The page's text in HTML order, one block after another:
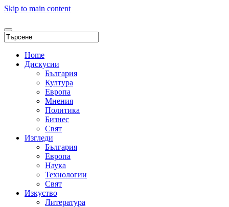
Skip to main content
Home
Дискусии
България
Култура
Европа
Мнения
Политика
Бизнес
Свят
Изгледи
България
Европа
Наука
Технологии
Свят
Изкуство
Литература